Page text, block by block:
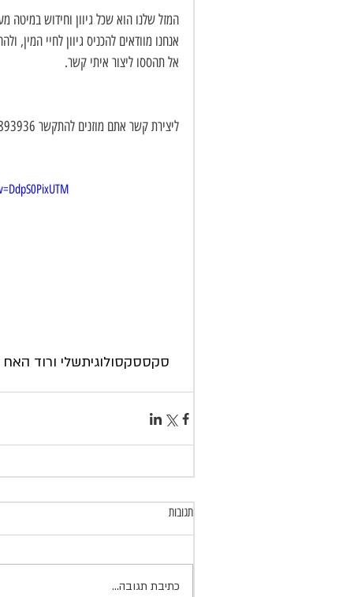
המזל שלנו הוא שכל גיוון וחידוש
אנחנו מוודאים להכניס גיוון לחיי המין,
אל תהססו ליצור איתי קשר.
ליצירת קשר אתם מוזנים להתקשר 0523893936 או לשלוח אימייל
סקססקסולוגיתשלי ורוד האח
תגובות
כתיבת תגובה...